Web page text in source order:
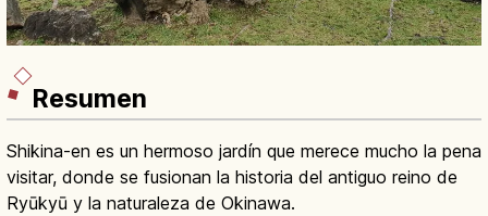
Resumen
Shikina-en es un hermoso jardín que merece mucho la pena
visitar, donde se fusionan la historia del antiguo reino de
Ryūkyū y la naturaleza de Okinawa.